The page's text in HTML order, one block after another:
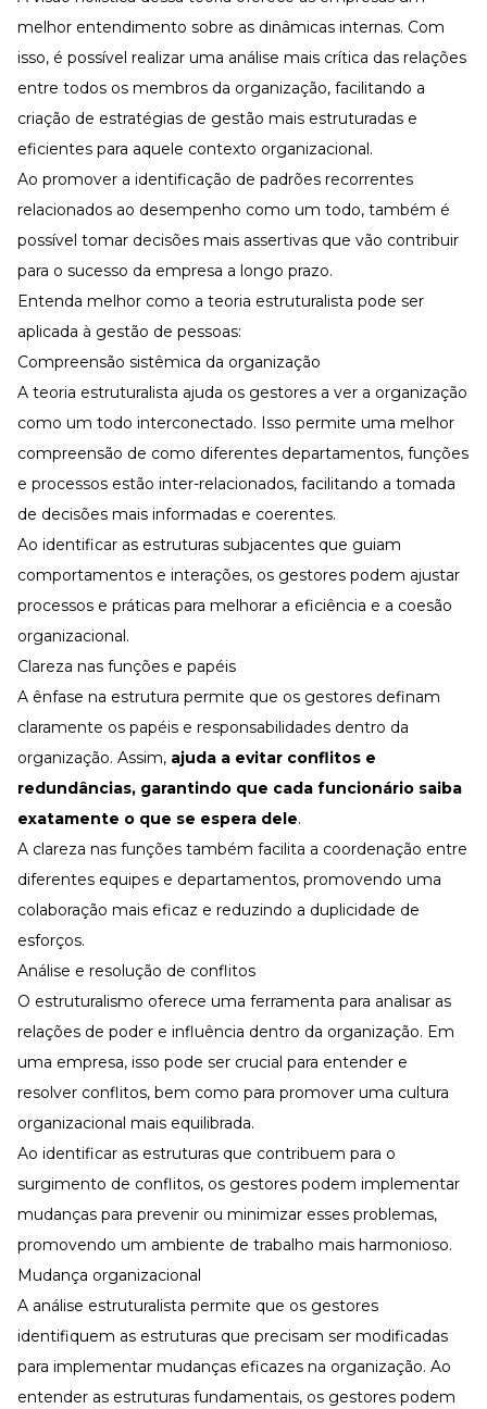
melhor entendimento sobre as dinâmicas internas. Com
isso, é possível realizar uma análise mais crítica das relações
entre todos os membros da organização, facilitando a
criação de estratégias de gestão mais estruturadas e
eficientes para aquele contexto organizacional.
Ao promover a identificação de padrões recorrentes
relacionados ao desempenho como um todo, também é
possível tomar decisões mais assertivas que vão contribuir
para o sucesso da empresa a longo prazo.
Entenda melhor como a teoria estruturalista pode ser
aplicada à gestão de pessoas:
Compreensão sistêmica da organização
A teoria estruturalista ajuda os gestores a ver a organização
como um todo interconectado. Isso permite uma melhor
compreensão de como diferentes departamentos, funções
e processos estão inter-relacionados, facilitando a tomada
de decisões mais informadas e coerentes.
Ao identificar as estruturas subjacentes que guiam
comportamentos e interações, os gestores podem ajustar
processos e práticas para melhorar a eficiência e a coesão
organizacional.
Clareza nas funções e papéis
A ênfase na estrutura permite que os gestores definam
claramente os papéis e responsabilidades dentro da
organização. Assim, ajuda a evitar conflitos e
redundâncias, garantindo que cada funcionário saiba
exatamente o que se espera dele.
A clareza nas funções também facilita a coordenação entre
diferentes equipes e departamentos, promovendo uma
colaboração mais eficaz e reduzindo a duplicidade de
esforços.
Análise e resolução de conflitos
O estruturalismo oferece uma ferramenta para analisar as
relações de poder e influência dentro da organização. Em
uma empresa, isso pode ser crucial para entender e
resolver conflitos, bem como para promover uma cultura
organizacional mais equilibrada.
Ao identificar as estruturas que contribuem para o
surgimento de conflitos, os gestores podem implementar
mudanças para prevenir ou minimizar esses problemas,
promovendo um ambiente de trabalho mais harmonioso.
Mudança organizacional
A análise estruturalista permite que os gestores
identifiquem as estruturas que precisam ser modificadas
para implementar mudanças eficazes na organização. Ao
entender as estruturas fundamentais, os gestores podem